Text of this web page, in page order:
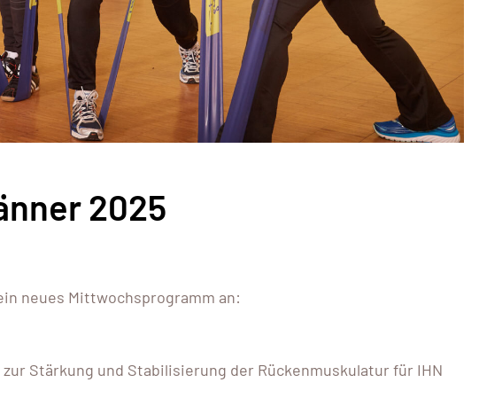
2025
neues Mittwochsprogramm an:
Stärkung und Stabilisierung der Rückenmuskulatur für IHN